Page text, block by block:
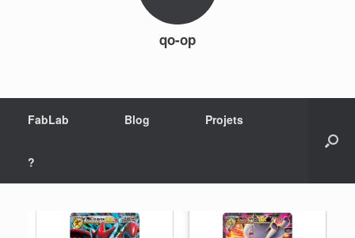
qo-op
FabLab Blog Projets
?